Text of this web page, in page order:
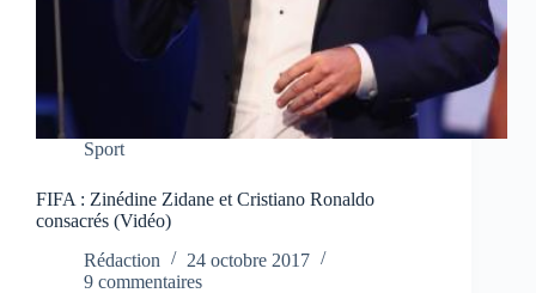
Sport
FIFA : Zinédine Zidane et Cristiano Ronaldo
consacrés (Vidéo)
Rédaction
24 octobre 2017
9 commentaires